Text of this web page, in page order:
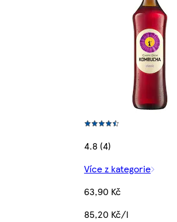
4.8 (4)
Více z kategorie
63,90 Kč
85,20 Kč/l